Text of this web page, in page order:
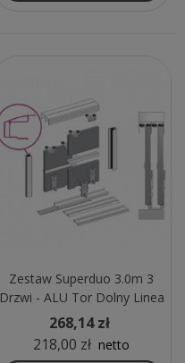
Zestaw Superduo 3.0m 3
Drzwi - ALU Tor Dolny Linea
268,14 zł
218,00 zł netto